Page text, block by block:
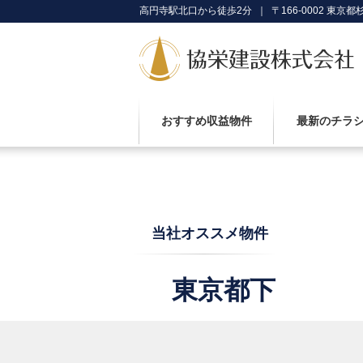
高円寺駅北口から徒歩2分 ｜ 〒166-0002 東京都
おすすめ収益物件 最新のチラ
当社オススメ物件
東京都下